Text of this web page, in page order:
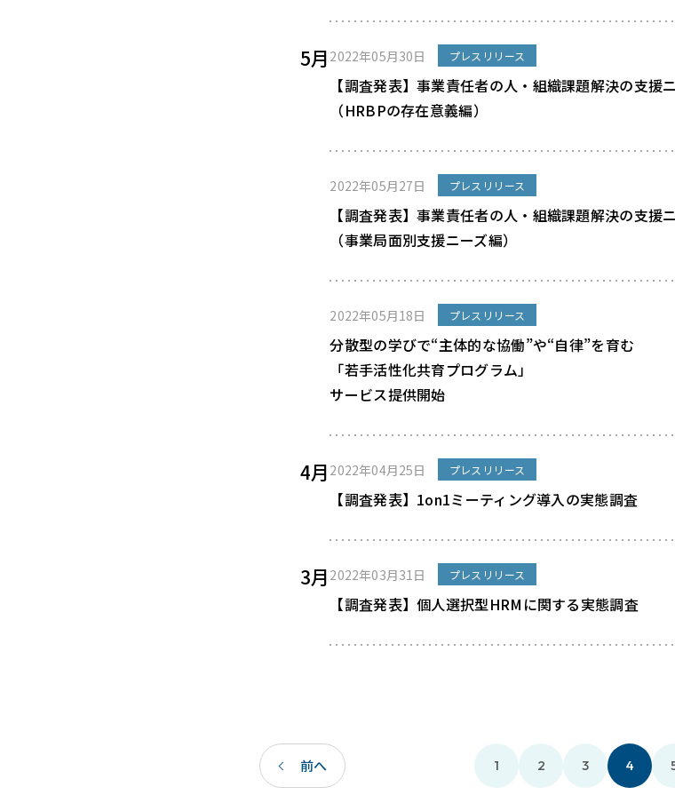
5月 2022年05月30日 プレスリリース
【調査発表】事業責任者の人・組織課題解決の支援
（HRBPの存在意義編）
2022年05月27日 プレスリリース
【調査発表】事業責任者の人・組織課題解決の支援
（事業局面別支援ニーズ編）
2022年05月18日 プレスリリース
分散型の学びで“主体的な協働”や“自律”を育む
「若手活性化共育プログラム」
サービス提供開始
4月 2022年04月25日 プレスリリース
【調査発表】1on1ミーティング導入の実態調査
3月 2022年03月31日 プレスリリース
【調査発表】個人選択型HRMに関する実態調査
前へ 1 2 3 4